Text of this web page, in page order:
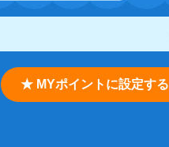
★ MYポイントに設定する